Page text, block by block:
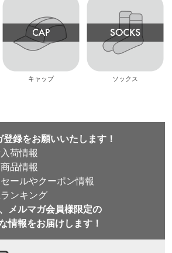
キャップ ソックス
登録をお願いいたします！
荷情報
品情報
ールやクーポン情報
ンキング
メルマガ会員様限定の
情報をお届けします！